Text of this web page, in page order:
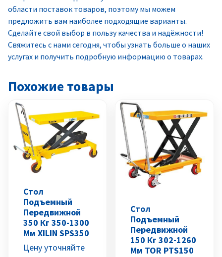
области поставок товаров, поэтому мы можем
предложить вам наиболее подходящие варианты.
Сделайте свой выбор в пользу качества и надёжности!
Свяжитесь с нами сегодня, чтобы узнать больше о наших
услугах и получить подробную информацию о товарах.
Похожие товары
Стол
Подъемный
Передвижной
350 Кг 350-1300
Мм XILIN SPS350
Цену уточняйте
Стол
Подъемный
Передвижной
150 Кг 302-1260
Мм TOR PTS150